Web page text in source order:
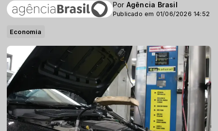
Por Agência Brasil
Publicado em 01/06/2026 14:52
Economia